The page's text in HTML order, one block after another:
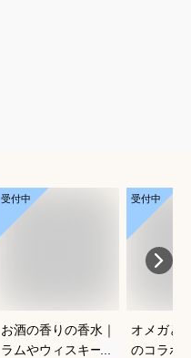
受付中
お酒の香りの香水｜
ラムやウィスキーな
受付中
オメガと
のコラボ